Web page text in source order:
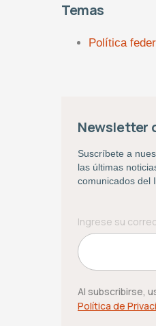
Temas
Política
Newsletter
Suscríbete a
las últimas
comunicados del
Al subscribirse,
Política de